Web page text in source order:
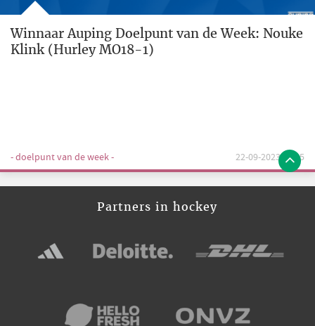
Winnaar Auping Doelpunt van de Week: Nouke
Klink (Hurley MO18-1)
- doelpunt van de week - 22-09-2023 12:25
Partners in hockey